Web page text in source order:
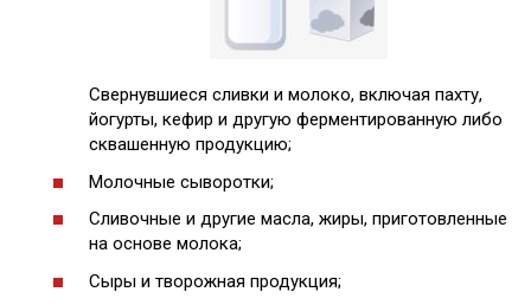
Свернувшиеся сливки и молоко, включая пахту,
йогурты, кефир и другую ферментированную либо
сквашенную продукцию;
Молочные сыворотки;
Сливочные и другие масла, жиры, приготовленные
на основе молока;
Сыры и творожная продукция;